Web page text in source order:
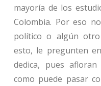
mayoría de los
Colombia. Por eso
político o algún
esto, le pregunten
dedica, pues
como puede pasar